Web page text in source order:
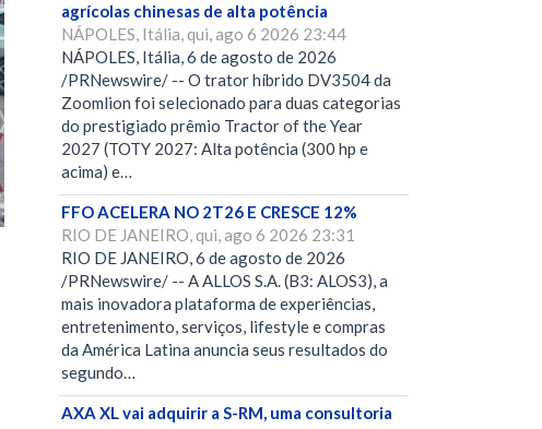
agrícolas chinesas de alta potência
NÁPOLES, Itália, qui, ago 6 2026 23:44
NÁPOLES, Itália, 6 de agosto de 2026
/PRNewswire/ -- O trator híbrido DV3504 da
Zoomlion foi selecionado para duas categorias
do prestigiado prêmio Tractor of the Year
2027 (TOTY 2027: Alta potência (300 hp e
acima) e…
FFO ACELERA NO 2T26 E CRESCE 12%
RIO DE JANEIRO, qui, ago 6 2026 23:31
RIO DE JANEIRO, 6 de agosto de 2026
/PRNewswire/ -- A ALLOS S.A. (B3: ALOS3), a
mais inovadora plataforma de experiências,
entretenimento, serviços, lifestyle e compras
da América Latina anuncia seus resultados do
segundo…
AXA XL vai adquirir a S-RM, uma consultoria